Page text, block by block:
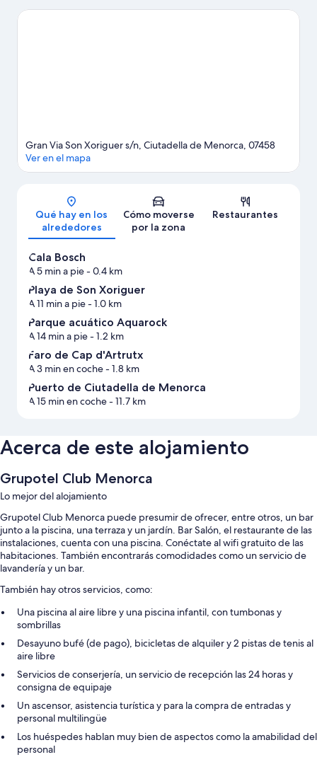
Castellar. Parque acuático Aquarock y Líthica - Canteras de s
Mapa
Gran Via Son Xoriguer s/n, Ciutadella de Menorca, 07458
Ver en el mapa
Qué hay en los
alrededores
Cómo moverse
por la zona
Restaurantes
Cala Bosch
A 5 min a pie- 0.4 km
Playa de Son Xoriguer
A 11 min a pie- 1.0 km
Parque acuático Aquarock
A 14 min a pie- 1.2 km
Faro de Cap d'Artrutx
A 3 min en coche- 1.8 km
Puerto de Ciutadella de Menorca
A 15 min en coche- 11.7 km
Acerca de este alojamiento
Grupotel Club Menorca
Lo mejor del alojamiento
Grupotel Club Menorca puede presumir de ofrecer, entre otros, un bar
junto a la piscina, una terraza y un jardín. Bar Salón, el restaurante de las
instalaciones, cuenta con una piscina. Conéctate al wifi gratuito de las
habitaciones. También encontrarás comodidades como un servicio de
lavandería y un bar.
También hay otros servicios, como:
Una piscina al aire libre y una piscina infantil, con tumbonas y
sombrillas
Desayuno bufé (de pago), bicicletas de alquiler y 2 pistas de tenis al
aire libre
Servicios de conserjería, un servicio de recepción las 24 horas y
consigna de equipaje
Un ascensor, asistencia turística y para la compra de entradas y
personal multilingüe
Los huéspedes hablan muy bien de aspectos como la amabilidad del
personal